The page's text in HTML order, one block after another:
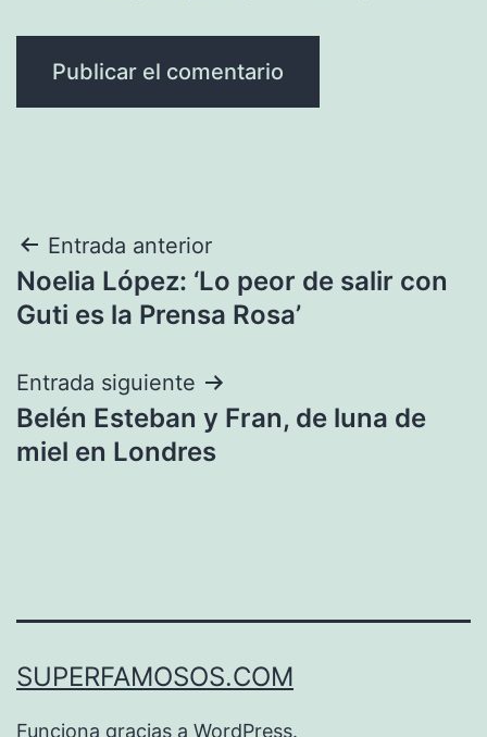
Navegación
de
Entrada anterior
Noelia López: ‘Lo peor de salir con
Guti es la Prensa Rosa’
Entrada siguiente
Belén Esteban y Fran, de luna de
miel en Londres
SUPERFAMOSOS.COM
Funciona gracias a WordPress.